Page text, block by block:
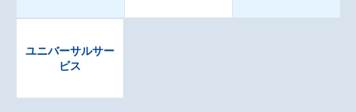
ユニバーサルサー
ビス